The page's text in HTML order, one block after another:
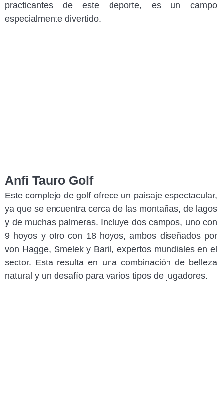
practicantes de este deporte, es un campo
especialmente divertido.
Anfi Tauro Golf
Este complejo de golf ofrece un paisaje espectacular,
ya que se encuentra cerca de las montañas, de lagos
y de muchas palmeras. Incluye dos campos, uno con
9 hoyos y otro con 18 hoyos, ambos diseñados por
von Hagge, Smelek y Baril, expertos mundiales en el
sector. Esta resulta en una combinación de belleza
natural y un desafío para varios tipos de jugadores.